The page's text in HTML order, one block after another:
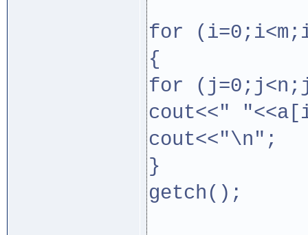
for
{
for
cout<<"
cout<<"\n";
}
getch();